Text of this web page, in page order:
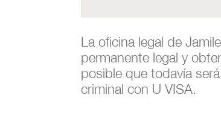
La oficina legal de
permanente legal y
posible que todavía
criminal con U VISA.